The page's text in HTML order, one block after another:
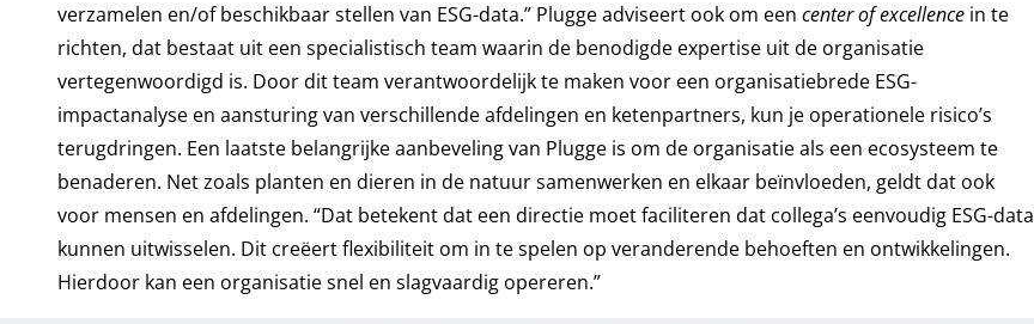
verzamelen en/of beschikbaar stellen van ESG-data.” Plugge adviseert ook om een center of excellence in te
richten, dat bestaat uit een specialistisch team waarin de benodigde expertise uit de organisatie
vertegenwoordigd is. Door dit team verantwoordelijk te maken voor een organisatiebrede ESG-
impactanalyse en aansturing van verschillende afdelingen en ketenpartners, kun je operationele risico’s
terugdringen. Een laatste belangrijke aanbeveling van Plugge is om de organisatie als een ecosysteem te
benaderen. Net zoals planten en dieren in de natuur samenwerken en elkaar beïnvloeden, geldt dat ook
voor mensen en afdelingen. “Dat betekent dat een directie moet faciliteren dat collega’s eenvoudig ESG-data
kunnen uitwisselen. Dit creëert flexibiliteit om in te spelen op veranderende behoeften en ontwikkelingen.
Hierdoor kan een organisatie snel en slagvaardig opereren.”